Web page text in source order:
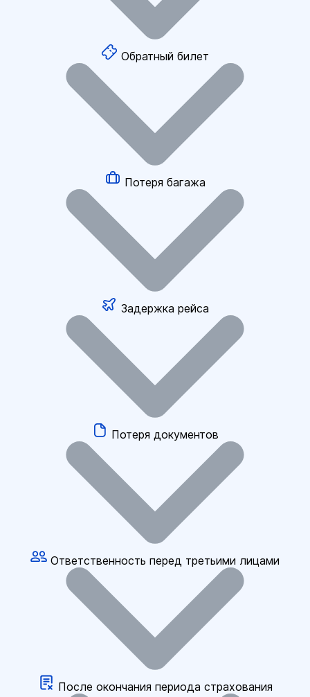
Обратный билет
Потеря багажа
Задержка рейса
Потеря документов
Ответственность перед третьими лицами
После окончания периода страхования